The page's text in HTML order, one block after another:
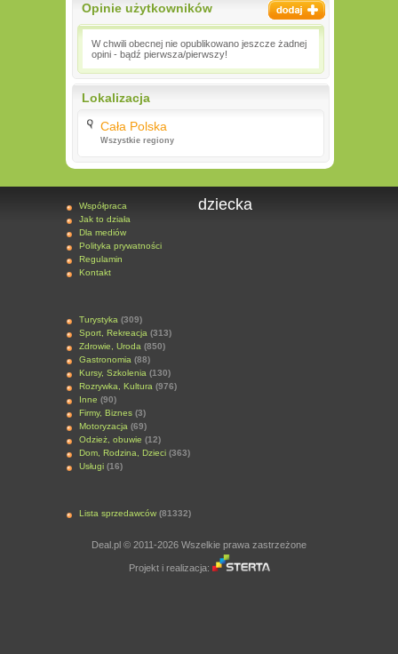
Opinie użytkowników
W chwili obecnej nie opublikowano jeszcze żadnej
opini - bądź pierwsza/pierwszy!
Lokalizacja
Cała Polska
Wszystkie regiony
Współpraca
Jak to działa
Dla mediów
Polityka prywatności
Regulamin
Kontakt
Turystyka (309)
Sport, Rekreacja (313)
Zdrowie, Uroda (850)
Gastronomia (88)
Kursy, Szkolenia (130)
Rozrywka, Kultura (976)
Inne (90)
Firmy, Biznes (3)
Motoryzacja (69)
Odzież, obuwie (12)
Dom, Rodzina, Dzieci (363)
Usługi (16)
Lista sprzedawców (81332)
dziecka
Deal.pl © 2011-2026 Wszelkie prawa zastrzeżone
Projekt i realizacja: